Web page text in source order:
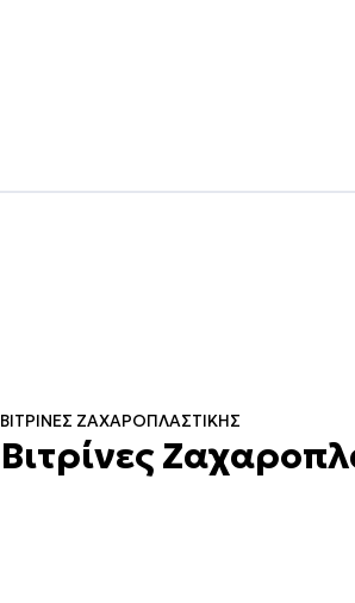
ΒΙΤΡΊΝΕΣ ΖΑΧΑΡΟΠΛΑΣΤΙΚΉΣ
Βιτρίνες